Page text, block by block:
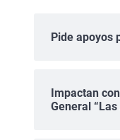
Pide apoyos
Impactan
General